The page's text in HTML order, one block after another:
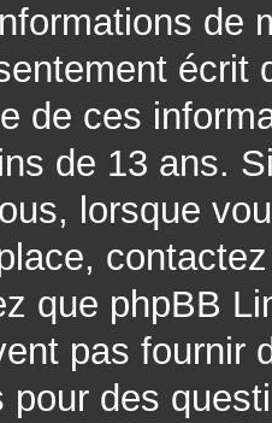
de
écrit
de ces
de 13 ans.
lorsque
que phpBB
pas fournir
pour des